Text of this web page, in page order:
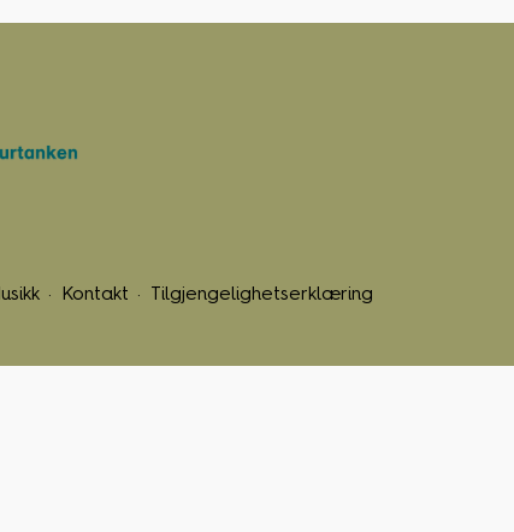
Kontakt Tilgjengelighetserklæring